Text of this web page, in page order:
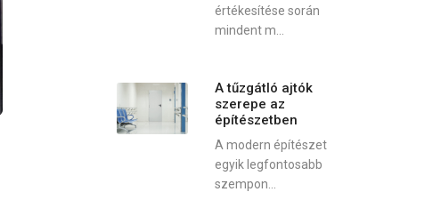
értékesítése során
mindent m...
A tűzgátló ajtók
szerepe az
építészetben
A modern építészet
egyik legfontosabb
szempon...